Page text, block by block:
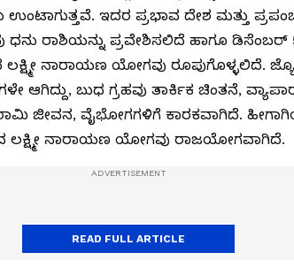
ಇದರ ಪ್ರಭಾವ ದೇಶ ಮತ್ತು
ಧನು ರಾಶಿಯನ್ನು ಪ್ರವೇಶಿಸಲಿದೆ ಹಾಗೂ ಡಿಸೆಂಬರ್
ನಾರಾಯಣ ಯೋಗವು ರೂಪುಗೊಳ್ಳಲಿದೆ.
ಆಗಿದ್ದು, ಬುಧ ಗ್ರಹವು ತಾರ್ಕಿಕ ಚಿಂತನೆ,
ಜೀವನ, ವೈಭೋಗಗಳಿಗೆ ಕಾರಕವಾಗಿದೆ.
ಲಕ್ಷ್ಮೀ ನಾರಾಯಣ ಯೋಗವು ರಾಜಯೋಗವಾಗಿದೆ.
READ FULL ARTICLE